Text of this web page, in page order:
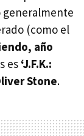
generalmente
(como el
año
es ‘J.F.K.:
Stone.